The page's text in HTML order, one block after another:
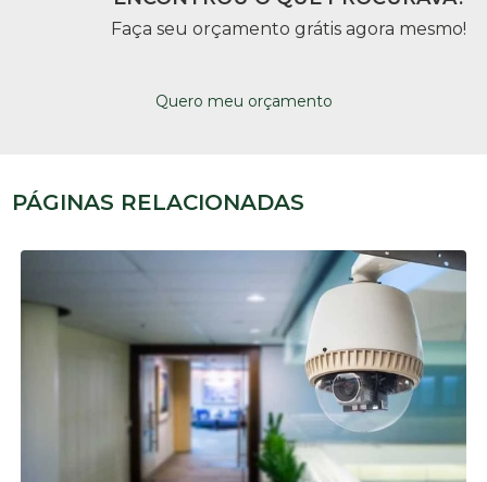
Faça seu orçamento grátis agora mesmo!
Quero meu orçamento
PÁGINAS RELACIONADAS